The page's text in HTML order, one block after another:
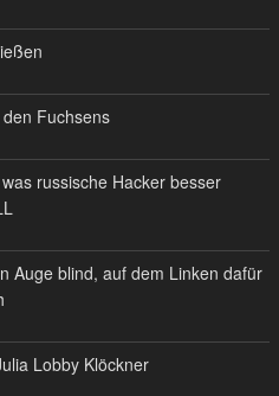
Fuchsens
russische Hacker besser
Auge blind, auf dem Linken dafür
Lobby Klöckner